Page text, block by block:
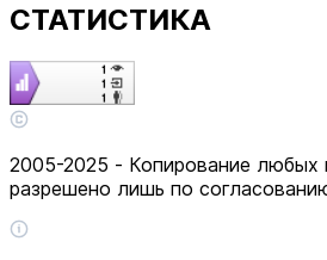
СТАТИСТИКА
2005-2025 - Копирование любых
разрешено лишь по